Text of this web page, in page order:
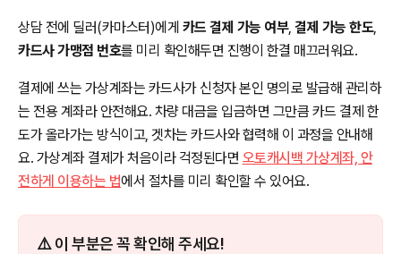
상담 전에 딜러(카마스터)에게 카드 결제 가능 여부, 결제 가능 한도,
카드사 가맹점 번호를 미리 확인해두면 진행이 한결 매끄러워요.
결제에 쓰는 가상계좌는 카드사가 신청자 본인 명의로 발급해 관리하
는 전용 계좌라 안전해요. 차량 대금을 입금하면 그만큼 카드 결제 한
도가 올라가는 방식이고, 겟차는 카드사와 협력해 이 과정을 안내해
요. 가상계좌 결제가 처음이라 걱정된다면 오토캐시백 가상계좌, 안
전하게 이용하는 법에서 절차를 미리 확인할 수 있어요.
⚠️ 이 부분은 꼭 확인해 주세요!